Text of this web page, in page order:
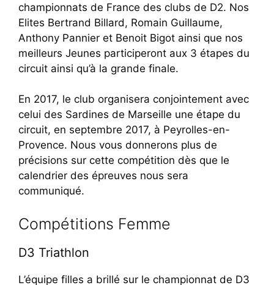
championnats de France des clubs de D2. Nos
Elites Bertrand Billard, Romain Guillaume,
Anthony Pannier et Benoit Bigot ainsi que nos
meilleurs Jeunes participeront aux 3 étapes du
circuit ainsi qu’à la grande finale.
En 2017, le club organisera conjointement avec
celui des Sardines de Marseille une étape du
circuit, en septembre 2017, à Peyrolles-en-
Provence. Nous vous donnerons plus de
précisions sur cette compétition dès que le
calendrier des épreuves nous sera
communiqué.
Compétitions Femme
D3 Triathlon
L’équipe filles a brillé sur le championnat de D3